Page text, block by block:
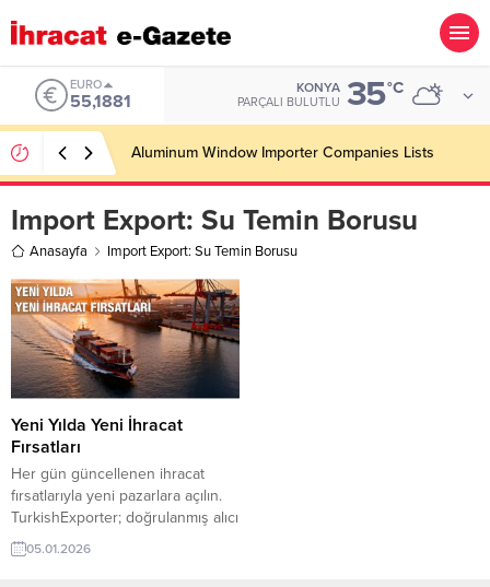
EURO
55,1881
KONYA
PARÇALI BULUTLU 35°C
Aluminum Window Importer Companies Lists
Import Export: Su Temin Borusu
Anasayfa Import Export: Su Temin Borusu
Yeni Yılda Yeni İhracat
Fırsatları
Her gün güncellenen ihracat
fırsatlarıyla yeni pazarlara açılın.
TurkishExporter; doğrulanmış alıcı
talepleri, sektör bazlı ilanlar ve
hedef ülke odaklı eşleştirmelerle
05.01.2026